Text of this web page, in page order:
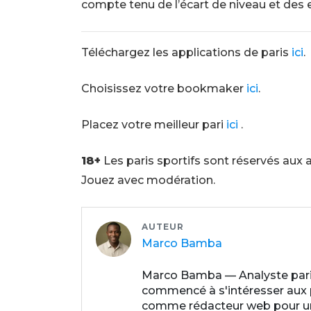
compte tenu de l’écart de niveau et
Téléchargez les applications de paris ici.
Choisissez votre bookmaker ici.
Placez votre meilleur pari iсi .
18+ Les paris sportifs sont réservés aux
Jouez avec modération.
AUTEUR
Marco Bamba
Marco Bamba — Analyste
commencé à s'intéresser
comme rédacteur web pour